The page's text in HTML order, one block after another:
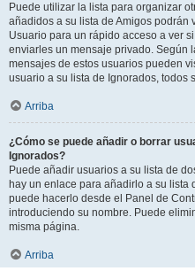
Puede utilizar la lista para organizar
añadidos a su lista de Amigos podrán
Usuario para un rápido acceso a ver
enviarles un mensaje privado. Según
mensajes de estos usuarios pueden
usuario a su lista de Ignorados, todos
Arriba
¿Cómo se puede añadir o borrar
Ignorados?
Puede añadir usuarios a su lista de
hay un enlace para añadirlo a su lista
puede hacerlo desde el Panel de
introduciendo su nombre. Puede
misma página.
Arriba